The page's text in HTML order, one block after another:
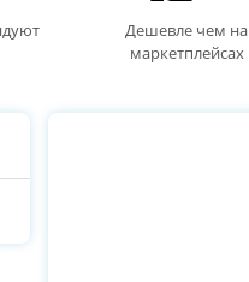
Дешевле чем на
маркетплейсах